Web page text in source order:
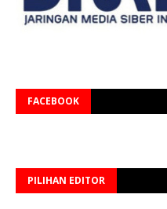
FACEBOOK
PILIHAN EDITOR